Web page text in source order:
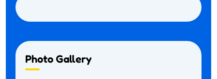
Photo Gallery